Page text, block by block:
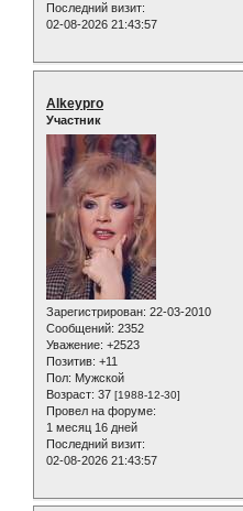
Последний визит:
02-08-2026 21:43:57
Alkeypro
Участник
Зарегистрирован: 22-03-2010
Сообщений: 2352
Уважение: +2523
Позитив: +11
Пол: Мужской
Возраст: 37 [1988-12-30]
Провел на форуме:
1 месяц 16 дней
Последний визит:
02-08-2026 21:43:57